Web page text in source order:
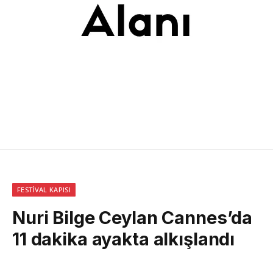
FESTIVAL KAPISI
Nuri Bilge Ceylan Cannes’da
11 dakika ayakta alkışlandı